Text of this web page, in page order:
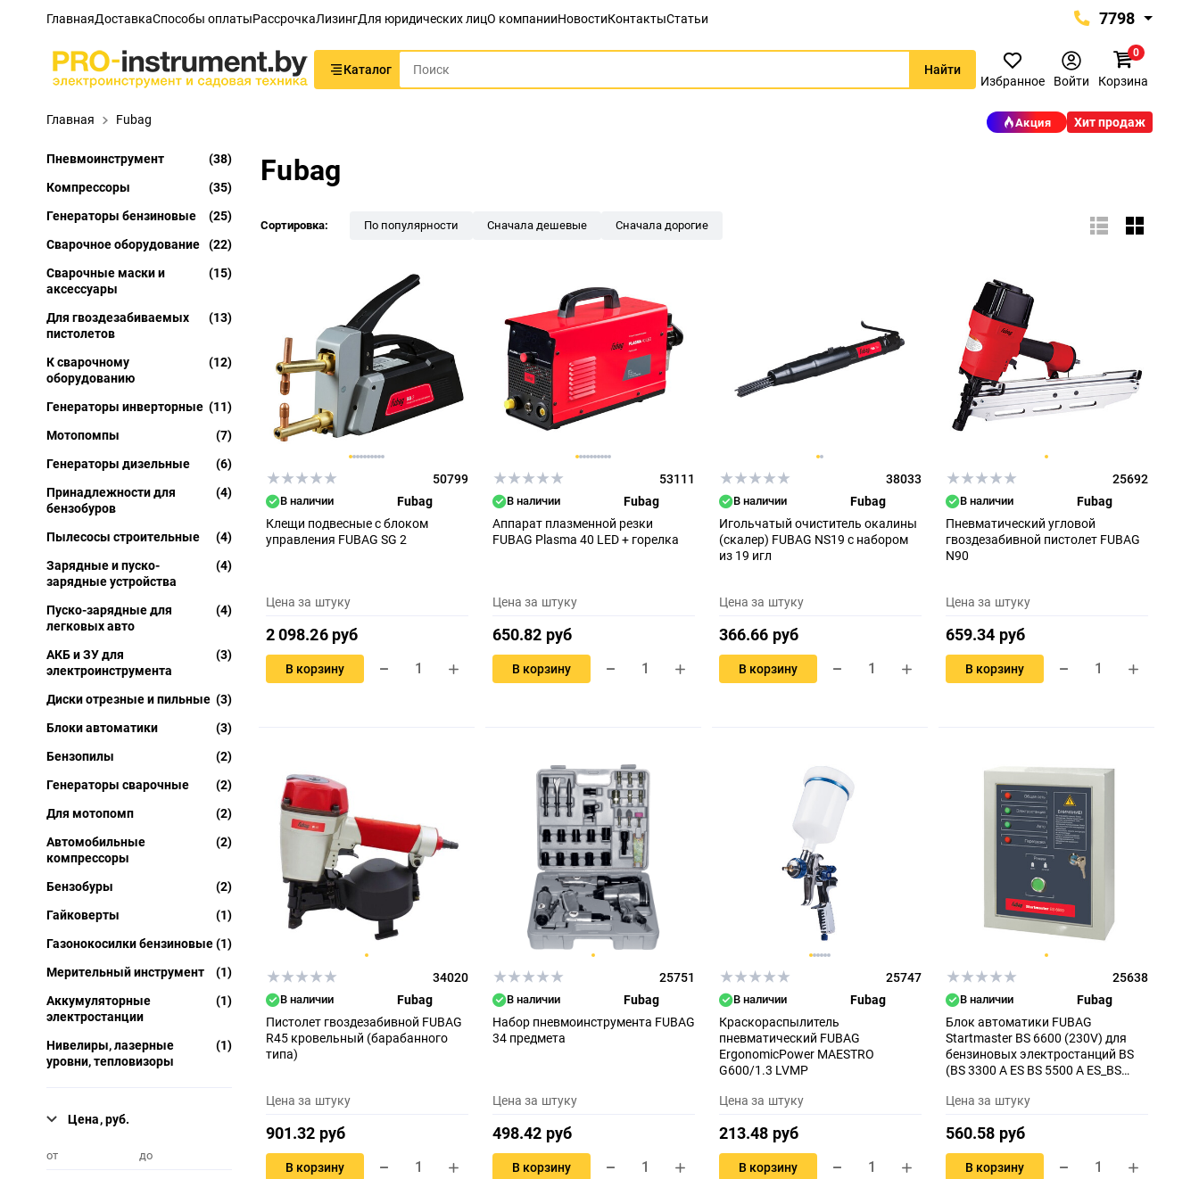
ГлавнаяДоставкаСпособы оплатыРассрочкаЛизингДля юридических лицО компанииНовостиКонтактыСтатьи
Каталог
7798
7798
+375 (29) 657-77-98
proinstrument-minsk@mail.ru
Найти
Избранное
Войти Корзина
0
Акция Хит продаж
Главная Fubag
Пневмоинструмент
(38)
Компрессоры
(35)
Генераторы бензиновые
(25)
Сварочное оборудование
(22)
Сварочные маски и
аксессуары
(15)
Для гвоздезабиваемых
пистолетов
(13)
К сварочному
оборудованию
(12)
Генераторы инверторные (11)
Мотопомпы
(7)
Генераторы дизельные
(6)
Принадлежности для
бензобуров
(4)
Пылесосы строительные
(4)
Зарядные и пуско-
зарядные устройства
(4)
Пуско-зарядные для
легковых авто
(4)
АКБ и ЗУ для
электроинструмента
(3)
Диски отрезные и пильные (3)
Блоки автоматики
(3)
Бензопилы
(2)
Генераторы сварочные
(2)
Для мотопомп
(2)
Автомобильные
компрессоры
(2)
Бензобуры
(2)
Гайковерты
(1)
Газонокосилки бензиновые(1)
Мерительный инструмент
(1)
Аккумуляторные
электростанции
(1)
Нивелиры, лазерные
уровни, тепловизоры
(1)
Цена, руб.
от до
Fubag
Сортировка: По популярности Сначала дешевые Сначала дорогие
50799
В наличии
Fubag
Клещи подвесные с блоком
управления FUBAG SG 2
Цена за штуку
2 098.26 руб
В корзину
53111
В наличии
Fubag
Аппарат плазменной резки
FUBAG Plasma 40 LED + горелка
Цена за штуку
650.82 руб
В корзину
38033
В наличии
Fubag
Игольчатый очиститель окалины
(скалер) FUBAG NS19 с набором
из 19 игл
Цена за штуку
366.66 руб
В корзину
25692
В наличии
Fubag
Пневматический угловой
гвоздезабивной пистолет FUBAG
N90
Цена за штуку
659.34 руб
В корзину
34020
В наличии
Fubag
Пистолет гвоздезабивной FUBAG
R45 кровельный (барабанного
типа)
Цена за штуку
901.32 руб
В корзину
25751
В наличии
Fubag
Набор пневмоинструмента FUBAG
34 предмета
Цена за штуку
498.42 руб
В корзину
25747
В наличии
Fubag
Краскораспылитель
пневматический FUBAG
ErgonomicPower MAESTRO
G600/1.3 LVMP
Цена за штуку
213.48 руб
В корзину
25638
В наличии
Fubag
Блок автоматики FUBAG
Startmaster BS 6600 (230V) для
бензиновых электростанций BS
(BS 3300 A ES BS 5500 A ES_BS
Цена за штуку
560.58 руб
В корзину